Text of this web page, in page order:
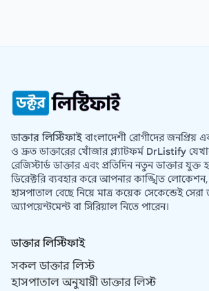
ডাক্তার লিস্টিফাইবাংলাদেশী রোগীদের জনপ্রিয়
ও দ্রুত ডাক্তারের খোঁজার প্ল্যাটফর্ম DrListify
রেজিস্টার্ড ডাক্তার এবং প্রতিদিন নতুন ডাক্তার যুক্ত
ডিরেক্টরি ব্যবহার করে আপনার কাঙ্খিত
হাসপাতাল বেছে নিয়ে মাত্র কয়েক সেকেন্ডেই সেরা
অ্যাপয়েন্টমেন্ট বা সিরিয়াল নিতে পারেন।
ডাক্তার লিস্টিফাই
সকল ডাক্তার লিস্ট
হাসপাতাল অনুযায়ী ডাক্তার লিস্ট